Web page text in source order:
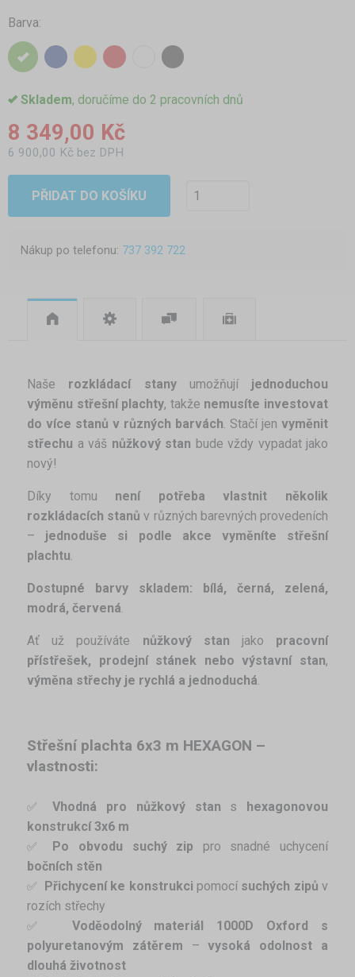
Barva:
Skladem, doručíme do 2 pracovních dnů
8 349,00 Kč
6 900,00 Kč bez DPH
PŘIDAT DO KOŠÍKU
Nákup po telefonu: 737 392 722
Naše rozkládací stanyumožňují jednoduchou
výměnu střešní plachty, takže nemusíte investovat
do více stanů v různých barvách. Stačí jen vyměnit
střechu a váš nůžkový stan bude vždy vypadat jako
nový!
Díky tomu není potřeba vlastnit několik
rozkládacích stanů v různých barevných provedeních
– jednoduše si podle akce vyměníte střešní
plachtu.
Dostupné barvy skladem:
bílá, černá, zelená,
modrá, červená.
Ať už používáte nůžkový stan jako pracovní
přístřešek, prodejní stánek nebo výstavní stan,
výměna střechy je rychlá a jednoduchá.
Střešní plachta 6x3 m HEXAGON –
vlastnosti:
✅ Vhodná pro nůžkový stan s hexagonovou
konstrukcí 3x6 m
✅ Po obvodu suchý zip pro snadné uchycení
bočních stěn
✅ Přichycení ke konstrukci pomocí suchých zipů v
rozích střechy
✅ Voděodolný materiál
1000D Oxford s
polyuretanovým zátěrem –vysoká odolnost a
dlouhá životnost